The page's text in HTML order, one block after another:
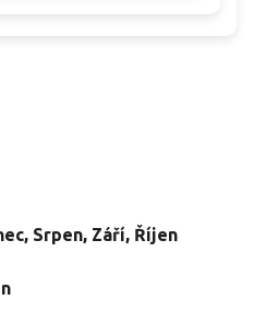
, Srpen, Září, Říjen